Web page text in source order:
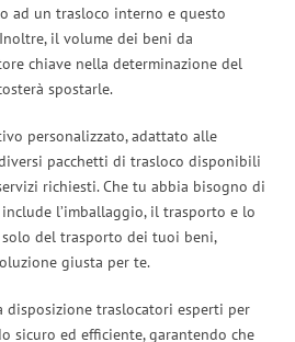
ad un trasloco interno e questo
il volume dei beni da
chiave nella determinazione del
spostarle.
personalizzato, adattato alle
pacchetti di trasloco disponibili
richiesti. Che tu abbia bisogno di
l’imballaggio, il trasporto e lo
del trasporto dei tuoi beni,
giusta per te.
disposizione traslocatori esperti per
sicuro ed efficiente, garantendo che